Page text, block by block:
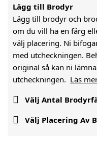
Lägg till Brodyr
Lägg till brodyr och
om du vill ha en färg
välj placering. Ni
med utcheckningen.
original så kan ni
utcheckningen. Läs
 Välj Antal
 Välj Placering Av